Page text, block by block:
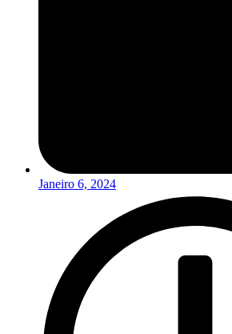
Janeiro 6, 2024